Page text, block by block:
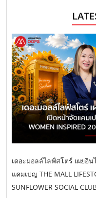
เดอะมอลล์ไลฟ์สโตร์ เผยอิ
แคมเปญ THE MALL
SUNFLOWER SOCIAL